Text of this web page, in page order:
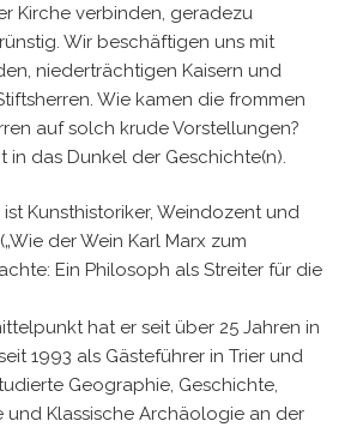
Kirche verbinden, geradezu
Wir beschäftigen uns mit
niederträchtigen Kaisern und
Wie kamen die frommen
auf solch krude Vorstellungen?
in das Dunkel der Geschichte(n).
Kunsthistoriker, Weindozent und
der Wein Karl Marx zum
Ein Philosoph als Streiter für die
hat er seit über 25 Jahren in
1993 als Gästeführer in Trier und
Geographie, Geschichte,
und Klassische Archäologie an der